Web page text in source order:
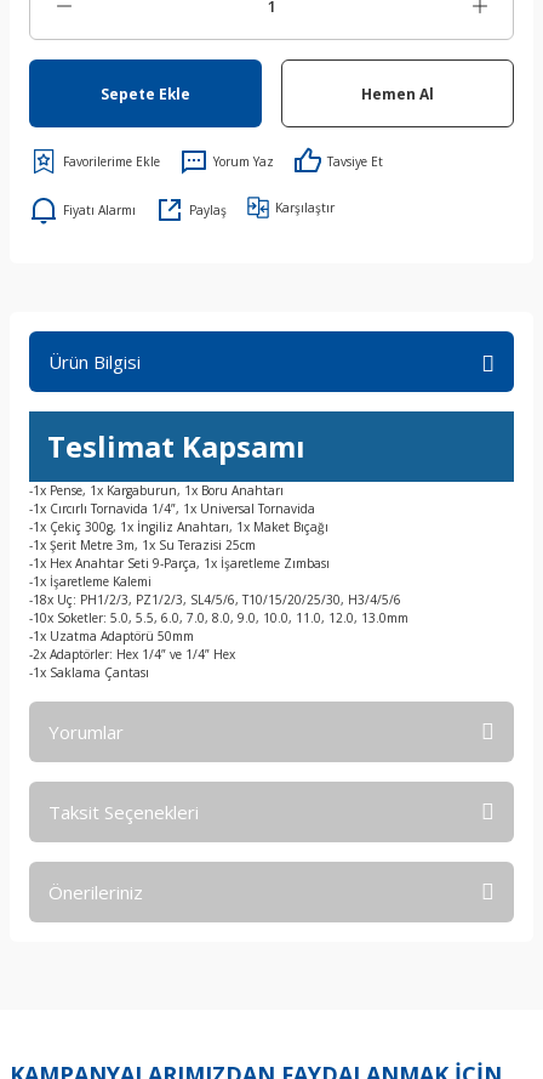
Sepete Ekle Hemen Al
Yorum Yaz Tavsiye Et
Fiyatı Alarmı Paylaş Karşılaştır
Ürün Bilgisi
Teslimat Kapsamı
-1x Pense, 1x Kargaburun, 1x Boru Anahtarı
-1x Cırcırlı Tornavida 1/4”, 1x Universal Tornavida
-1x Çekiç 300g, 1x İngiliz Anahtarı, 1x Maket Bıçağı
-1x Şerit Metre 3m, 1x Su Terazisi 25cm
-1x Hex Anahtar Seti 9-Parça, 1x İşaretleme Zımbası
-1x İşaretleme Kalemi
-18x Uç: PH1/2/3, PZ1/2/3, SL4/5/6, T10/15/20/25/30, H3/4/5/6
-10x Soketler: 5.0, 5.5, 6.0, 7.0, 8.0, 9.0, 10.0, 11.0, 12.0, 13.0mm
-1x Uzatma Adaptörü 50mm
-2x Adaptörler: Hex 1/4” ve 1/4” Hex
-1x Saklama Çantası
Yorumlar
Taksit Seçenekleri
Önerileriniz